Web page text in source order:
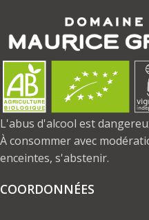
L'abus d'alcool est
À consommer avec
enceintes, s'abstenir.
COORDONNÉES